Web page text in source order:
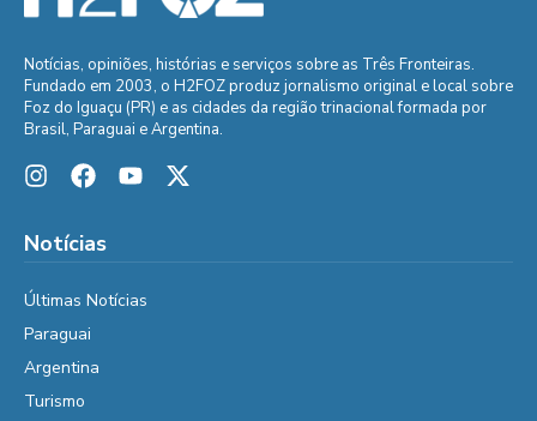
Notícias, opiniões, histórias e serviços sobre as Três Fronteiras.
Fundado em 2003, o H2FOZ produz jornalismo original e local sobre
Foz do Iguaçu (PR) e as cidades da região trinacional formada por
Brasil, Paraguai e Argentina.
Notícias
Últimas Notícias
Paraguai
Argentina
Turismo